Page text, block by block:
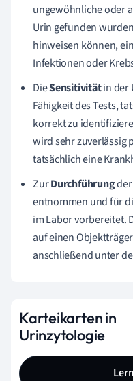
ungewöhnliche oder
Urin gefunden
hinweisen können,
Infektionen oder
DieSensitivitätin der
Fähigkeit des Tests,
korrekt zu
wird sehr zuverlässig
tatsächlich eine
ZurDurchführungder
entnommen und für
im Labor vorbereitet.
auf einen
anschließend unter
Karteikarten in
Urinzytologie